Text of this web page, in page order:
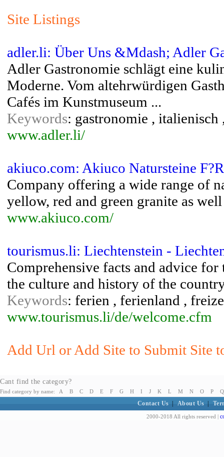
Site Listings
adler.li: Über Uns &Mdash; Adler
Adler Gastronomie schlägt eine
Moderne. Vom altehrwürdigen
Cafés im Kunstmuseum ...
Keywords: gastronomie , italienisch
www.adler.li/
akiuco.com: Akiuco Natursteine
Company offering a wide range of
yellow, red and green granite as
www.akiuco.com/
tourismus.li: Liechtenstein -
Comprehensive facts and advice
the culture and history of the
Keywords: ferien , ferienland ,
www.tourismus.li/de/welcome.cfm
Add Url or Add Site to Submit Site
Cant find the category?
Find category by name: A B C D E F G H I J K L M N O P Q
Contact Us About Us
2000-2018 All rights reserved |